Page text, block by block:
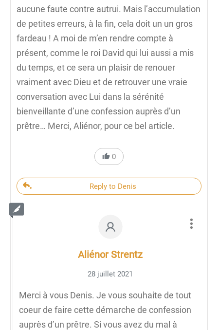
aucune faute contre autrui. Mais l’accumulation
de petites erreurs, à la fin, cela doit un un gros
fardeau ! A moi de m’en rendre compte à
présent, comme le roi David qui lui aussi a mis
du temps, et ce sera un plaisir de renouer
vraiment avec Dieu et de retrouver une vraie
conversation avec Lui dans la sérénité
bienveillante d’une confession auprès d’un
prêtre… Merci, Aliénor, pour ce bel article.
0
Reply to Denis
Aliénor Strentz
28 juillet 2021
Merci à vous Denis. Je vous souhaite de tout
coeur de faire cette démarche de confession
auprès d’un prêtre. Si vous avez du mal à